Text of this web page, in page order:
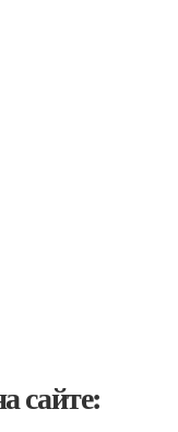
сайте: